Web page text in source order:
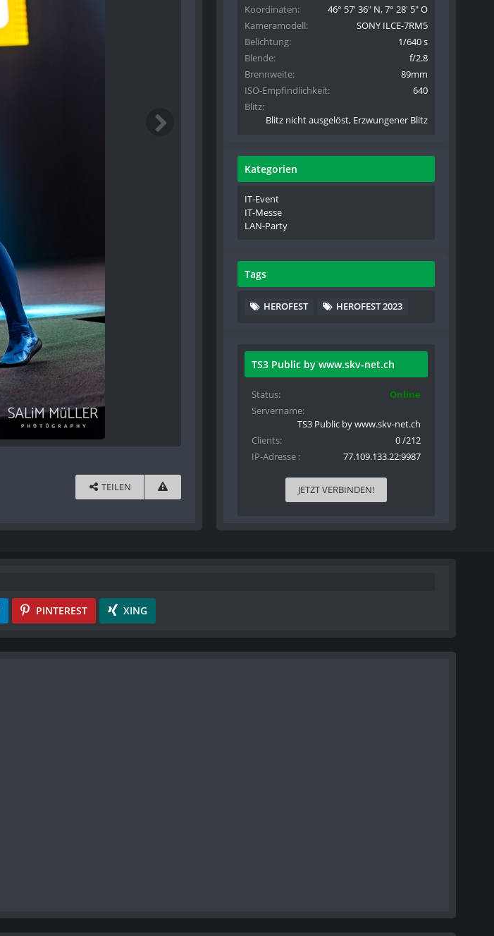
TEILEN
Koordinaten
46° 57' 36" N, 7° 28' 5" O
Kameramodell
SONY ILCE-7RM5
Belichtung
1/640 s
Blende
f/2.8
Brennweite
89mm
ISO-Empfindlichkeit
640
Blitz
Blitz nicht ausgelöst, Erzwungener Blitz
Kategorien
IT-Event
IT-Messe
LAN-Party
Tags
HEROFEST HEROFEST 2023
TS3 Public by www.skv-net.ch
Status
Online
Servername
TS3 Public by www.skv-net.ch
Clients
0 /212
IP-Adresse
77.109.133.22:9987
JETZT VERBINDEN!
PINTEREST XING